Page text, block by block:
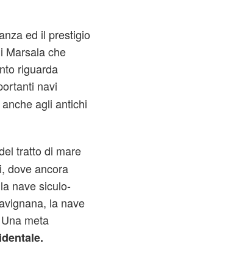
ed il prestigio
Marsala che
riguarda
navi
agli antichi
tratto di mare
dove ancora
nave siculo-
la nave
meta